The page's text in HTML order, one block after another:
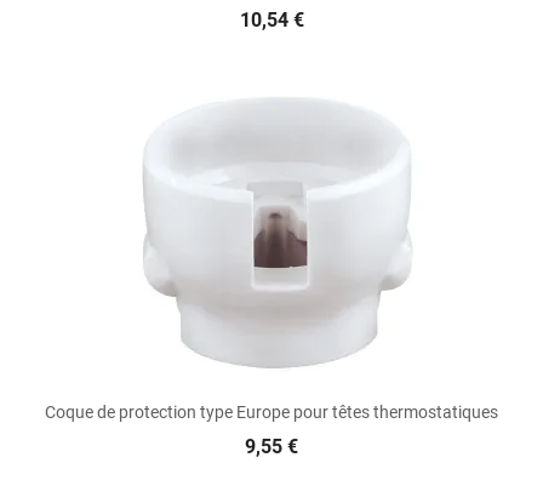
10,54 €
Coque de protection type Europe pour têtes thermostatiques
9,55 €